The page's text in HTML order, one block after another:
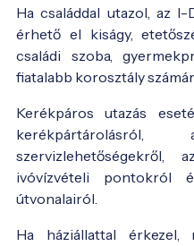
Ha családdal utazol, az
érhető el kiságy,
családi szoba,
fiatalabb korosztály
Kerékpáros utazás
szervizlehetőségekről,
ivóvízvételi pontokról
útvonalairól.
Ha háziállattal érkezel,